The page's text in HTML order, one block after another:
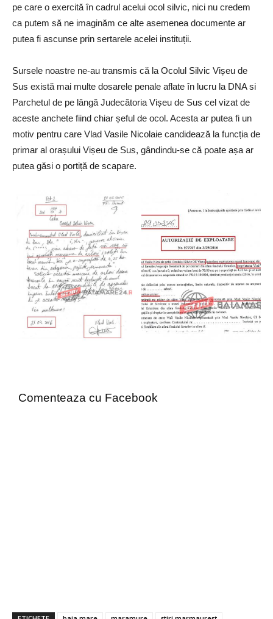
pe care o exercită în cadrul acelui ocol silvic, nici nu credem
ca putem să ne imaginăm ce alte asemenea documente ar
putea fi ascunse prin sertarele acelei instituții.
Sursele noastre ne-au transmis că la Ocolul Silvic Vișeu de
Sus există mai multe dosarele penale aflate în lucru la DNA si
Parchetul de pe lângă Judecătoria Vișeu de Sus cel vizat de
aceste anchete fiind chiar șeful de ocol. Acesta ar putea fi un
motiv pentru care Vlad Vasile Nicolaie candidează la funcția de
primar al orașului Vișeu de Sus, gândindu-se că poate așa ar
putea găsi o portiță de scapare.
Comenteaza cu Facebook